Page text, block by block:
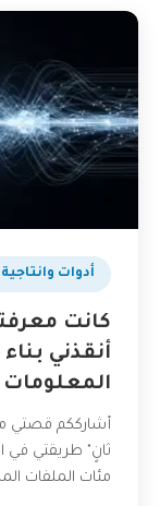
أدوات وانتاجية
أنقذني
المعلومات
أشارككم قصتي
ثانٍ" طريقتي
مئات الملفات